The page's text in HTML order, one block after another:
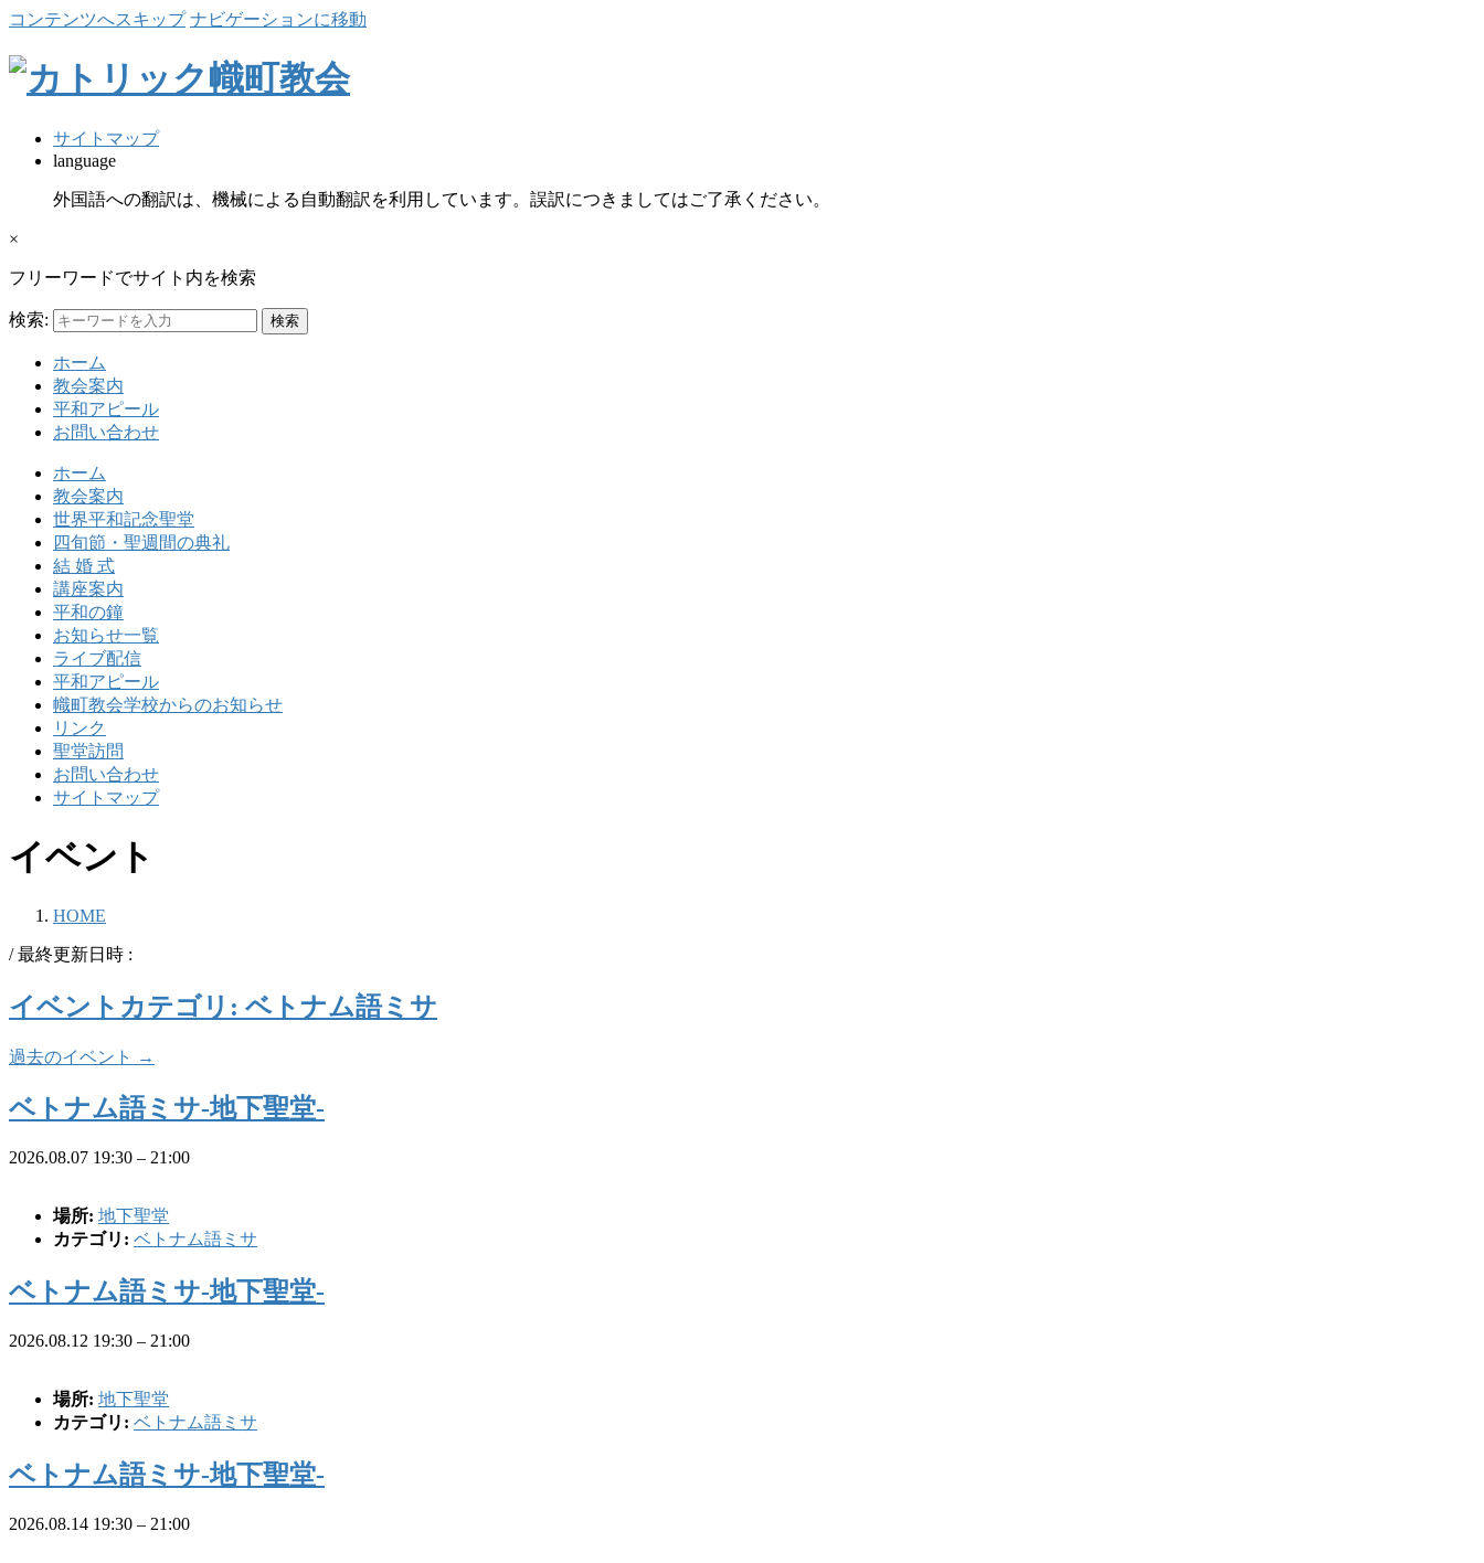
コンテンツへスキップ ナビゲーションに移動
サイトマップ
language
外国語への翻訳は、機械による自動翻訳を利用しています。誤訳につきましてはご了承ください。
×
フリーワードでサイト内を検索
検索:
ホーム
教会案内
平和アピール
お問い合わせ
ホーム
教会案内
世界平和記念聖堂
四旬節・聖週間の典礼
結 婚 式
講座案内
平和の鐘
お知らせ一覧
ライブ配信
平和アピール
幟町教会学校からのお知らせ
リンク
聖堂訪問
お問い合わせ
サイトマップ
イベント
HOME
/ 最終更新日時 :
イベントカテゴリ: ベトナム語ミサ
過去のイベント →
ベトナム語ミサ-地下聖堂-
2026.08.07 19:30 – 21:00
場所: 地下聖堂
カテゴリ: ベトナム語ミサ
ベトナム語ミサ-地下聖堂-
2026.08.12 19:30 – 21:00
場所: 地下聖堂
カテゴリ: ベトナム語ミサ
ベトナム語ミサ-地下聖堂-
2026.08.14 19:30 – 21:00